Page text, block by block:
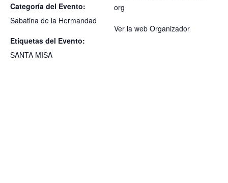
Categoría del Evento:
Sabatina de la Hermandad
Etiquetas del Evento:
SANTA MISA
org
Ver la web Organizador